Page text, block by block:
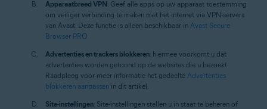
Apparaatbreed VPN: Geef alle apps op uw apparaat toestemming
om veiliger verbinding te maken met het internet via VPN-servers
van Avast. Deze functie is alleen beschikbaar in Avast Secure
Browser PRO
Advertenties en trackers blokkeren: hiermee voorkomt u dat
advertenties worden getoond op de websites die u bezoekt.
Raadpleeg voor meer informatie het gedeelte Advertenties
blokkeren aanpassen in dit artikel.
Site-instellingen: Site-instellingen stellen u in staat te beheren of